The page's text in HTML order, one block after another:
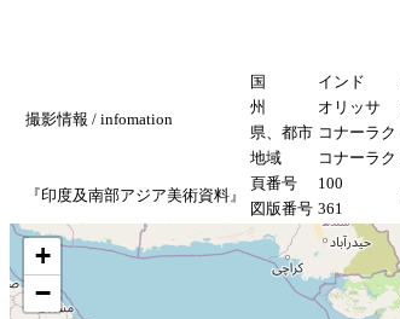
撮影情報 / infomation
国 インド
州
オリッサ
県、都市 コナーラク
地域
コナーラク
『印度及南部アジア美術資料』
頁番号 100
図版番号 361
+
−